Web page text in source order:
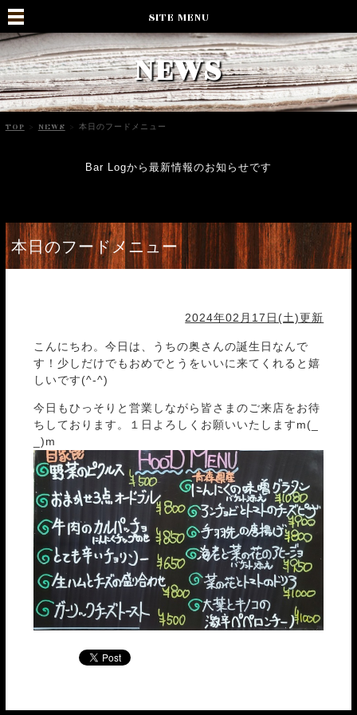
SITE MENU
NEWS
TOP > NEWS > 本日のフードメニュー
Bar Logから最新情報のお知らせです
本日のフードメニュー
2024年02月17日(土)更新
こんにちわ。今日は、うちの奥さんの誕生日なんで
す！少しだけでもおめでとうをいいに来てくれると嬉
しいです(^-^)
今日もひっそりと営業しながら皆さまのご来店をお待
ちしております。１日よろしくお願いいたしますm(_
_)m